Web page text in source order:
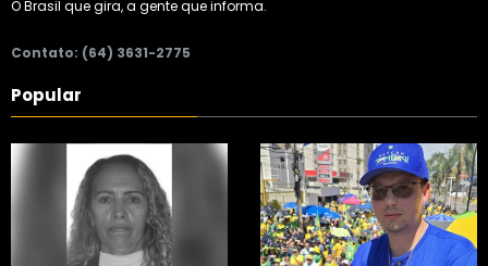
O Brasil que gira, a gente que informa.
Contato: (64) 3631-2775
Popular